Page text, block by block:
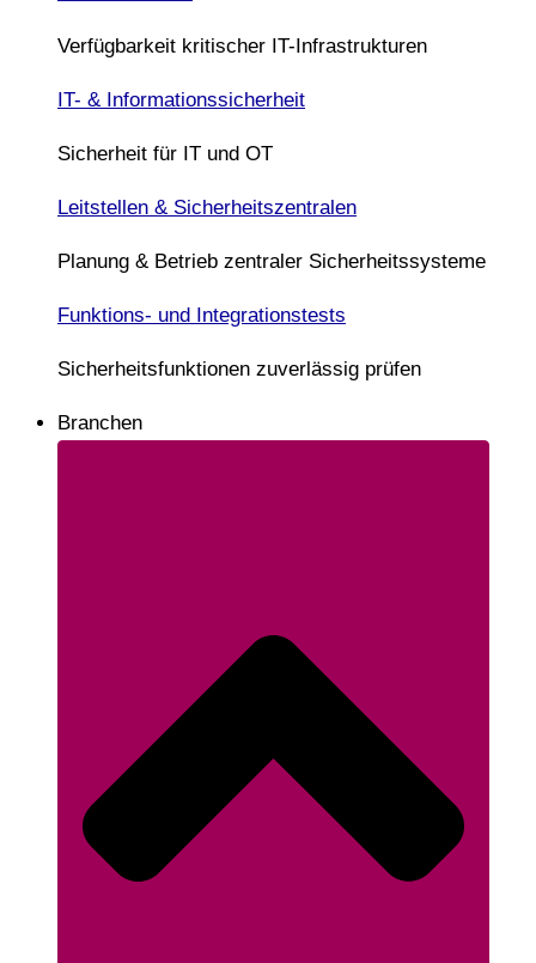
Verfügbarkeit kritischer IT-Infrastrukturen
IT- & Informationssicherheit
Sicherheit für IT und OT
Leitstellen & Sicherheitszentralen
Planung & Betrieb zentraler Sicherheitssysteme
Funktions- und Integrationstests
Sicherheitsfunktionen zuverlässig prüfen
Branchen